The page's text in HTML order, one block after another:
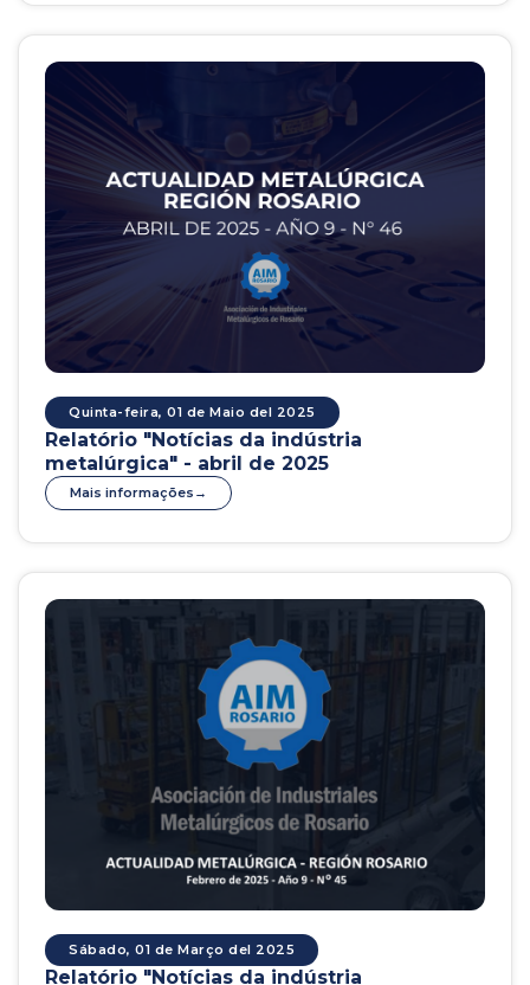
Quinta-feira, 01 de Maio del 2025
Relatório "Notícias da indústria
metalúrgica" - abril de 2025
Mais informações
Sábado, 01 de Março del 2025
Relatório "Notícias da indústria